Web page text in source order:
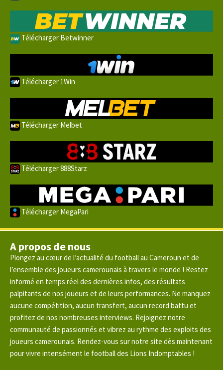
Télécharger Betwinner
Télécharger 1Win
Télécharger Melbet
Télécharger 888Starz
Télécharger MegaPari
A propos de nous
Plongez au cœur de l’actualité du football au Cameroun et de
l’ensemble des joueurs camerounais à travers le monde ! Restez
informé en temps réel des dernières infos, des résultats
palpitants de nos joueurs et de leurs performances. Ne manquez
aucune compétition, aucun transfert, aucun record battu et
profitez de nos nombreuses interviews. Rejoignez notre
communauté de passionnés et vibrez au rythme des exploits des
joueurs camerounais. Rendez-vous sur notre site dès maintenant
pour vivre intensément le football des Lions Indomptables !